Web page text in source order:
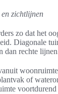
zichtlijnen
zo dat het
Diagonale
dan rechte
of